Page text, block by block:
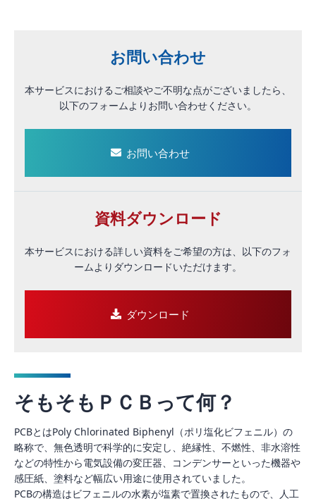
お問い合わせ
本サービスにおけるご相談やご不明な点がございましたら、
以下のフォームよりお問い合わせください。
お問い合わせ
資料ダウンロード
本サービスにおける詳しい資料をご希望の方は、以下のフォ
ームよりダウンロードいただけます。
ダウンロード
そもそもＰＣＢって何？
PCBとはPoly Chlorinated Biphenyl（ポリ塩化ビフェニル）の
略称で、無色透明で科学的に安定し、絶縁性、不燃性、非水溶性
などの特性から電気設備の変圧器、コンデンサーといった機器や
感圧紙、塗料など幅広い用途に使用されていました。
PCBの構造はビフェニルの水素が塩素で置換されたもので、人工